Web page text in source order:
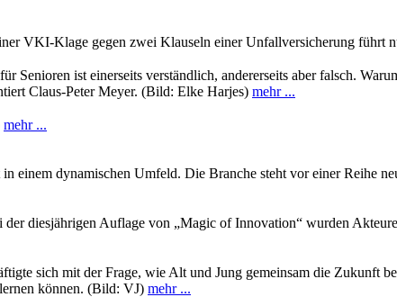
VKI-Klage gegen zwei Klauseln einer Unfallversicherung führt
Senioren ist einerseits verständlich, andererseits aber falsch.
Claus-Peter Meyer. (Bild: Elke Harjes) mehr ...
mehr ...
einem dynamischen Umfeld. Die Branche steht vor einer Reihe
diesjährigen Auflage von „Magic of Innovation“ wurden
sich mit der Frage, wie Alt und Jung gemeinsam die Zukunft
können. (Bild: VJ) mehr ...